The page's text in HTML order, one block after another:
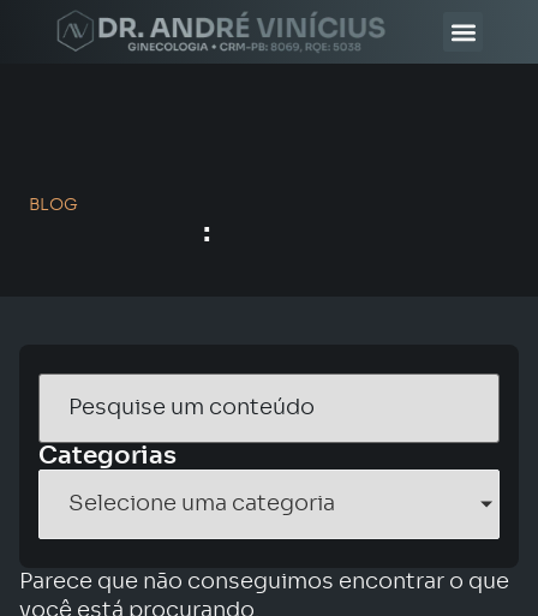
BLOG
:
Parece que não conseguimos encontrar o que
você está procurando.
Categorias
Selecione uma categoria